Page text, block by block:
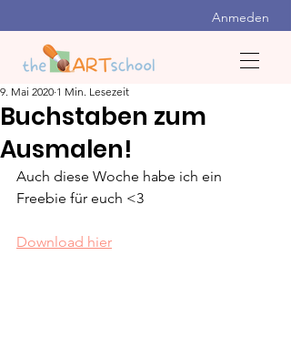
Anmeden
Buchstaben zum
Ausmalen!
9. Mai 2020 1 Min. Lesezeit
Auch diese Woche habe ich ein
Freebie für euch <3
Download hier